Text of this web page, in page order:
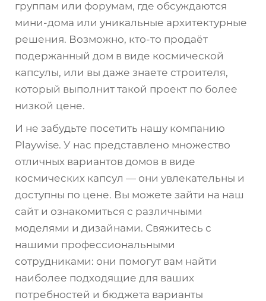
группам или форумам, где обсуждаются
мини-дома или уникальные архитектурные
решения. Возможно, кто-то продаёт
подержанный дом в виде космической
капсулы, или вы даже знаете строителя,
который выполнит такой проект по более
низкой цене.
И не забудьте посетить нашу компанию
Playwise. У нас представлено множество
отличных вариантов домов в виде
космических капсул — они увлекательны и
доступны по цене. Вы можете зайти на наш
сайт и ознакомиться с различными
моделями и дизайнами. Свяжитесь с
нашими профессиональными
сотрудниками: они помогут вам найти
наиболее подходящие для ваших
потребностей и бюджета варианты